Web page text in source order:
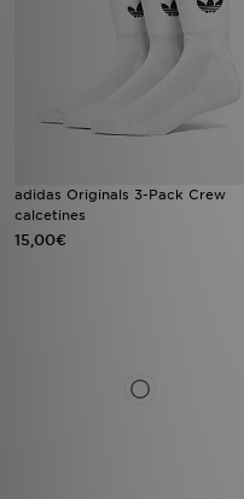
adidas Originals 3-Pack Crew
calcetines
15,00€